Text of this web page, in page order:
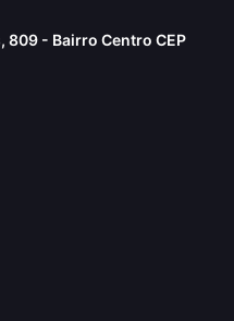
- Bairro Centro CEP